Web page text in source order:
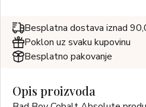
Besplatna dostava iznad
Poklon uz svaku kupovinu
Besplatno pakovanje
Opis proizvoda